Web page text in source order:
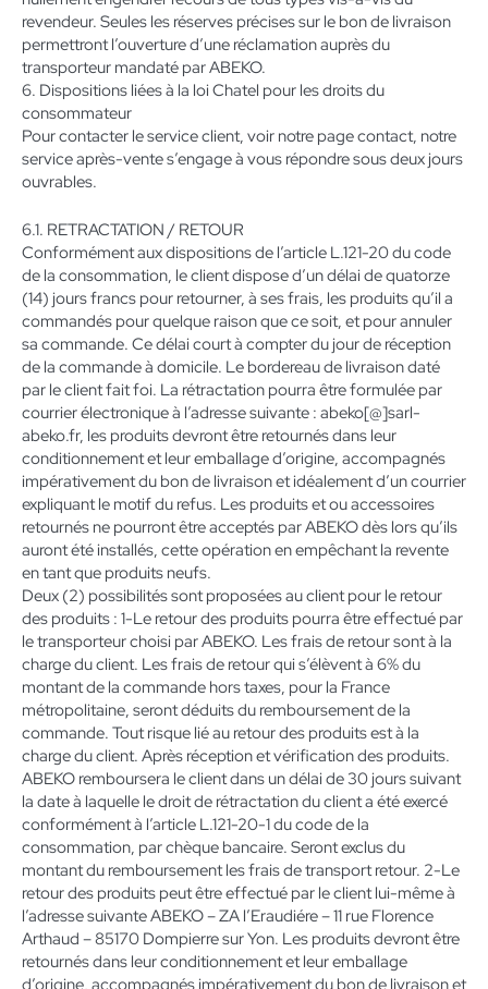
revendeur. Seules les réserves précises sur le bon de livraison
permettront l’ouverture d’une réclamation auprès du
transporteur mandaté par ABEKO.
6. Dispositions liées à la loi Chatel pour les droits du
consommateur
Pour contacter le service client, voir notre page contact, notre
service après-vente s’engage à vous répondre sous deux jours
ouvrables.
6.1. RETRACTATION / RETOUR
Conformément aux dispositions de l’article L.121-20 du code
de la consommation, le client dispose d’un délai de quatorze
(14) jours francs pour retourner, à ses frais, les produits qu’il a
commandés pour quelque raison que ce soit, et pour annuler
sa commande. Ce délai court à compter du jour de réception
de la commande à domicile. Le bordereau de livraison daté
par le client fait foi. La rétractation pourra être formulée par
courrier électronique à l’adresse suivante : abeko[@]sarl-
abeko.fr, les produits devront être retournés dans leur
conditionnement et leur emballage d’origine, accompagnés
impérativement du bon de livraison et idéalement d’un courrier
expliquant le motif du refus. Les produits et ou accessoires
retournés ne pourront être acceptés par ABEKO dès lors qu’ils
auront été installés, cette opération en empêchant la revente
en tant que produits neufs.
Deux (2) possibilités sont proposées au client pour le retour
des produits : 1-Le retour des produits pourra être effectué par
le transporteur choisi par ABEKO. Les frais de retour sont à la
charge du client. Les frais de retour qui s’élèvent à 6% du
montant de la commande hors taxes, pour la France
métropolitaine, seront déduits du remboursement de la
commande. Tout risque lié au retour des produits est à la
charge du client. Après réception et vérification des produits.
ABEKO remboursera le client dans un délai de 30 jours suivant
la date à laquelle le droit de rétractation du client a été exercé
conformément à l’article L.121-20-1 du code de la
consommation, par chèque bancaire. Seront exclus du
montant du remboursement les frais de transport retour. 2-Le
retour des produits peut être effectué par le client lui-même à
l’adresse suivante ABEKO – ZA l’Eraudiére – 11 rue Florence
Arthaud – 85170 Dompierre sur Yon. Les produits devront être
retournés dans leur conditionnement et leur emballage
d’origine, accompagnés impérativement du bon de livraison et